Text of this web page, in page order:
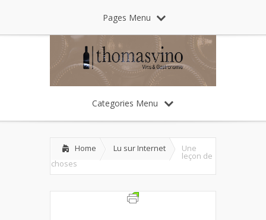
Pages Menu
Categories Menu
Home Lu sur Internet Une
leçon de
choses